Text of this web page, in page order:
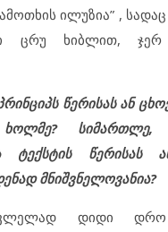
ილუზია” ,
ცრუ ხიბლით, ჯერ
წერისას ან
სიმართლე,
ტექსტის წერისას
მნიშვნელოვანია?
დიდი დრო